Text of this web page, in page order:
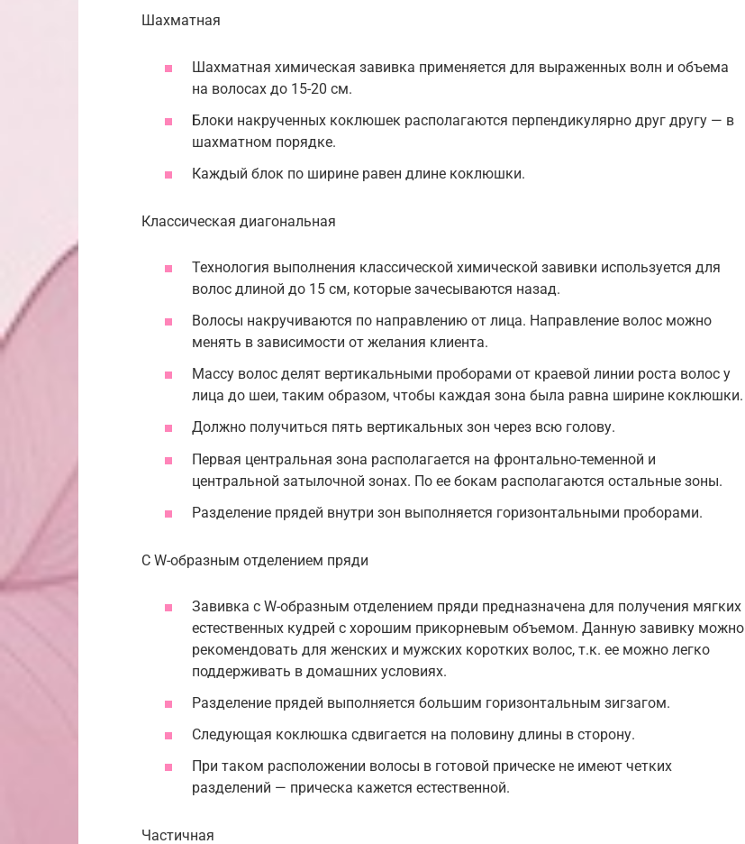
Шахматная
Шахматная химическая завивка применяется для выраженных волн и объема
на волосах до 15-20 см.
Блоки накрученных коклюшек располагаются перпендикулярно друг другу — в
шахматном порядке.
Каждый блок по ширине равен длине коклюшки.
Классическая диагональная
Технология выполнения классической химической завивки используется для
волос длиной до 15 см, которые зачесываются назад.
Волосы накручиваются по направлению от лица. Направление волос можно
менять в зависимости от желания клиента.
Массу волос делят вертикальными проборами от краевой линии роста волос у
лица до шеи, таким образом, чтобы каждая зона была равна ширине коклюшки.
Должно получиться пять вертикальных зон через всю голову.
Первая центральная зона располагается на фронтально-теменной и
центральной затылочной зонах. По ее бокам располагаются остальные зоны.
Разделение прядей внутри зон выполняется горизонтальными проборами.
С W-образным отделением пряди
Завивка с W-образным отделением пряди предназначена для получения мягких
естественных кудрей с хорошим прикорневым объемом. Данную завивку можно
рекомендовать для женских и мужских коротких волос, т.к. ее можно легко
поддерживать в домашних условиях.
Разделение прядей выполняется большим горизонтальным зигзагом.
Следующая коклюшка сдвигается на половину длины в сторону.
При таком расположении волосы в готовой прическе не имеют четких
разделений — прическа кажется естественной.
Частичная